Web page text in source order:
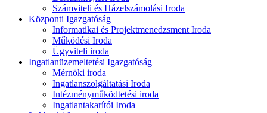
Számviteli és Házelszámolási Iroda
Központi Igazgatóság
Informatikai és Projektmenedzsment Iroda
Működési Iroda
Ügyviteli iroda
Ingatlanüzemeltetési Igazgatóság
Mérnöki iroda
Ingatlanszolgáltatási Iroda
Intézményműködtetési iroda
Ingatlantakarítói Iroda